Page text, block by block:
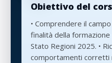
Obiettivo del
• Comprendere il
finalità della
Stato Regioni 2025. •
comportamenti corretti